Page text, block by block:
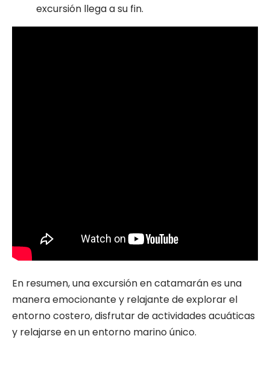
excursión llega a su fin.
En resumen, una excursión en catamarán es una
manera emocionante y relajante de explorar el
entorno costero, disfrutar de actividades acuáticas
y relajarse en un entorno marino único.